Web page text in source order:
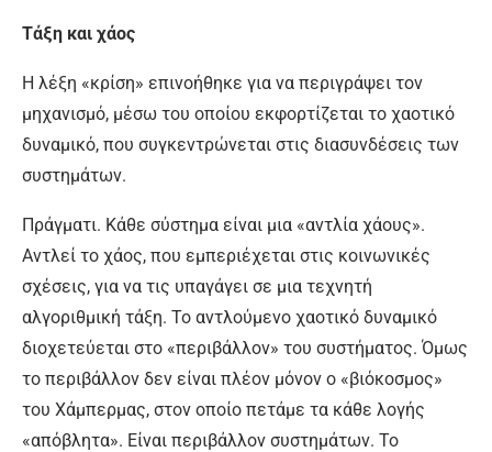
Τάξη και χάος
Η λέξη «κρίση» επινοήθηκε για να περιγράψει τον
μηχανισμό, μέσω του οποίου εκφορτίζεται το χαοτικό
δυναμικό, που συγκεντρώνεται στις διασυνδέσεις των
συστημάτων.
Πράγματι. Κάθε σύστημα είναι μια «αντλία χάους».
Αντλεί το χάος, που εμπεριέχεται στις κοινωνικές
σχέσεις, για να τις υπαγάγει σε μια τεχνητή
αλγοριθμική τάξη. Το αντλούμενο χαοτικό δυναμικό
διοχετεύεται στο «περιβάλλον» του συστήματος. Όμως
το περιβάλλον δεν είναι πλέον μόνον ο «βιόκοσμος»
του Χάμπερμας, στον οποίο πετάμε τα κάθε λογής
«απόβλητα». Είναι περιβάλλον συστημάτων. Το